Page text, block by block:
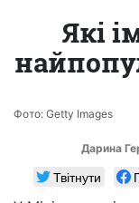
Які
Фото: Getty Images
Дарина
Твітнути